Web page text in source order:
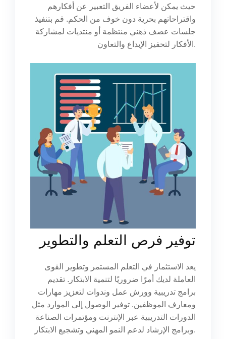
حيث يمكن لأعضاء الفريق التعبير عن أفكارهم
واقتراحاتهم بحرية دون خوف من الحكم. قم بتنفيذ
جلسات عصف ذهني منتظمة أو منتديات لمشاركة
الأفكار لتحفيز الإبداع والتعاون.
توفير فرص التعلم والتطوير
يعد الاستثمار في التعلم المستمر وتطوير القوى
العاملة لديك أمرًا ضروريًا لتنمية الابتكار. تقديم
برامج تدريبية وورش عمل وندوات لتعزيز مهارات
ومعارف الموظفين. توفير الوصول إلى الموارد مثل
الدورات التدريبية عبر الإنترنت ومؤتمرات الصناعة
وبرامج الإرشاد لدعم النمو المهني وتشجيع الابتكار.